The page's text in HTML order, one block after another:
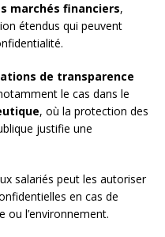
marchés financiers,
étendus qui peuvent
de transparence
le cas dans le
, où la protection des
justifie une
salariés peut les autoriser
en cas de
ou l’environnement.